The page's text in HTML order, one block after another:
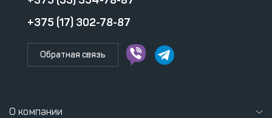
+375 (17) 302-78-87
Обратная связь
О компании